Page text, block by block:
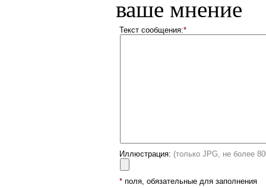
ваше мнение
Текст сообщения:*
Иллюстрация: (только JPG, не более
* поля, обязательные для заполнения